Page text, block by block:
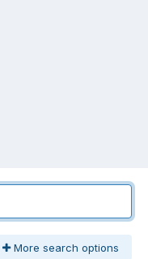
More search options